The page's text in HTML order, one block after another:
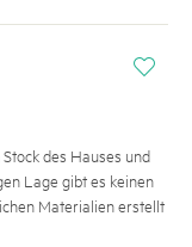
i
des Hauses und
Lage gibt es keinen
Materialien erstellt